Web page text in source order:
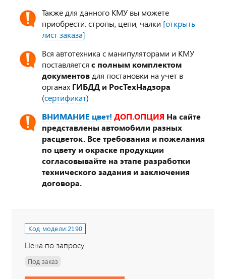
Также для данного КМУ вы можете
приобрести: стропы, цепи, чалки [открыть
лист заказа]
Вся автотехника с манипуляторами и КМУ
поставляется с полным комплектом
документовдля постановки на учет в
органах ГИБДД и РосТехНадзора
(сертификат)
ВНИМАНИЕ цвет! ДОП.ОПЦИЯ На сайте
представлены автомобили разных
расцветок. Все требования и пожелания
по цвету и окраске продукции
согласовывайте на этапе разработки
технического задания и заключения
договора.
Код модели:2190
Цена по запросу
Под заказ